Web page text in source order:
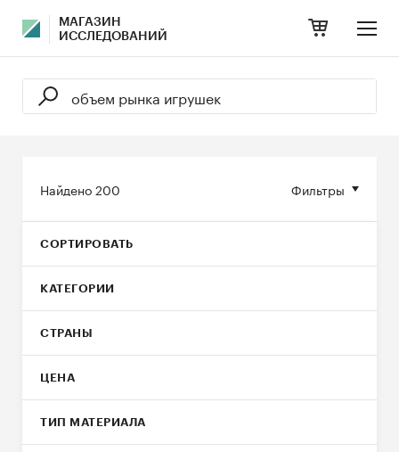
МАГАЗИН
ИССЛЕДОВАНИЙ
Фильтры
Найдено200
СОРТИРОВАТЬ
КАТЕГОРИИ
СТРАНЫ
ЦЕНА
ТИП МАТЕРИАЛА